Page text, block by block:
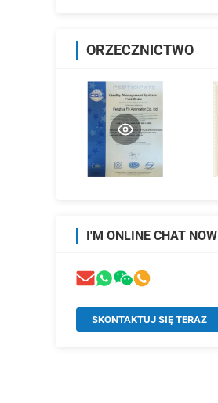
ORZECZNICTWO
I'M ONLINE CHAT NOW
SKONTAKTUJ SIĘ TERAZ